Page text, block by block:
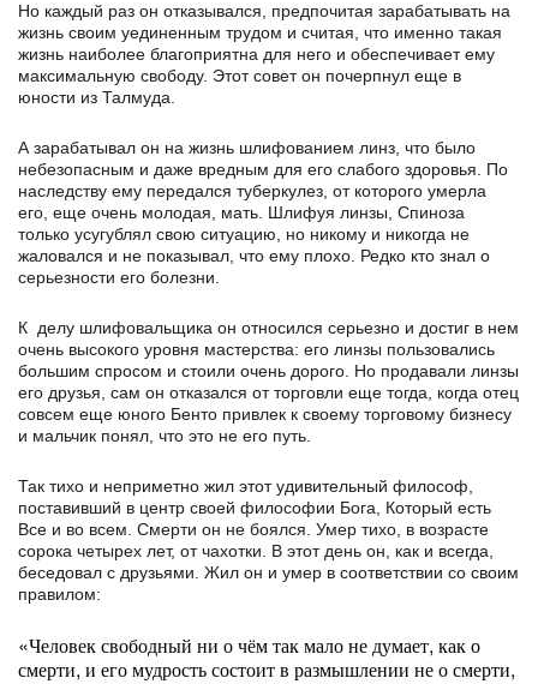
Но каждый раз он отказывался, предпочитая зарабатывать на
жизнь своим уединенным трудом и считая, что именно такая
жизнь наиболее благоприятна для него и обеспечивает ему
максимальную свободу. Этот совет он почерпнул еще в
юности из Талмуда.
А зарабатывал он на жизнь шлифованием линз, что было
небезопасным и даже вредным для его слабого здоровья. По
наследству ему передался туберкулез, от которого умерла
его, еще очень молодая, мать. Шлифуя линзы, Спиноза
только усугублял свою ситуацию, но никому и никогда не
жаловался и не показывал, что ему плохо. Редко кто знал о
серьезности его болезни.
К делу шлифовальщика он относился серьезно и достиг в нем
очень высокого уровня мастерства: его линзы пользовались
большим спросом и стоили очень дорого. Но продавали линзы
его друзья, сам он отказался от торговли еще тогда, когда отец
совсем еще юного Бенто привлек к своему торговому бизнесу
и мальчик понял, что это не его путь.
Так тихо и неприметно жил этот удивительный философ,
поставивший в центр своей философии Бога, Который есть
Все и во всем. Смерти он не боялся. Умер тихо, в возрасте
сорока четырех лет, от чахотки. В этот день он, как и всегда,
беседовал с друзьями. Жил он и умер в соответствии со своим
правилом:
«Человек свободный ни о чём так мало не думает, как о
смерти, и его мудрость состоит в размышлении не о смерти,